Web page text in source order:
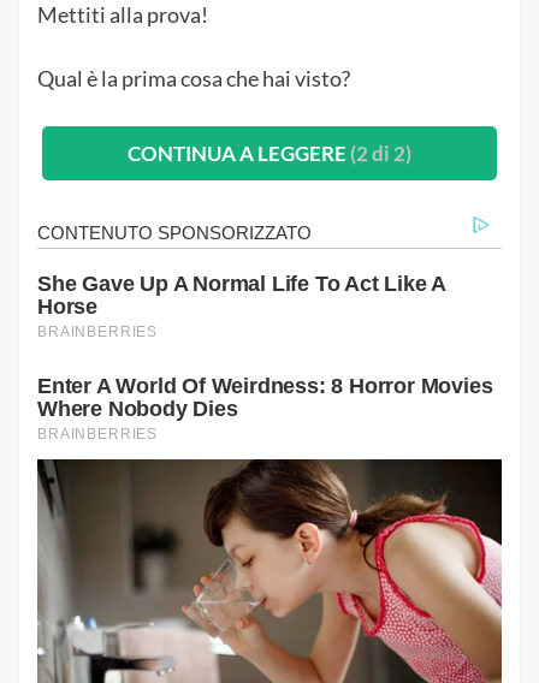
Mettiti alla prova!
Qual è la prima cosa che hai visto?
CONTINUA A LEGGERE (2 di 2)